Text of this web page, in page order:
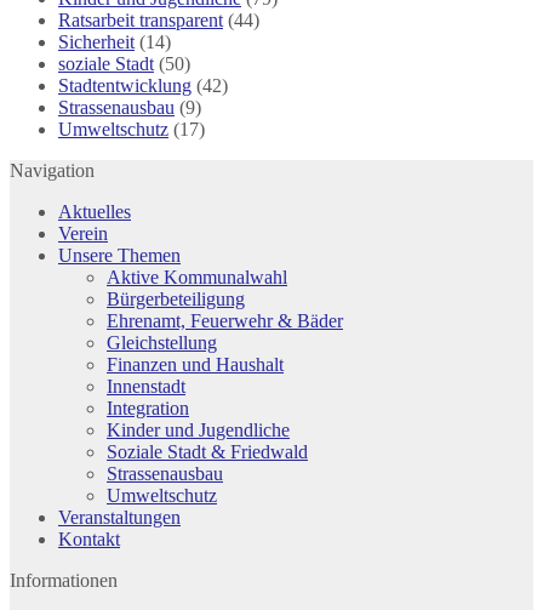
Ratsarbeit transparent (44)
Sicherheit (14)
soziale Stadt (50)
Stadtentwicklung (42)
Strassenausbau (9)
Umweltschutz (17)
Navigation
Aktuelles
Verein
Unsere Themen
Aktive Kommunalwahl
Bürgerbeteiligung
Ehrenamt, Feuerwehr & Bäder
Gleichstellung
Finanzen und Haushalt
Innenstadt
Integration
Kinder und Jugendliche
Soziale Stadt & Friedwald
Strassenausbau
Umweltschutz
Veranstaltungen
Kontakt
Informationen